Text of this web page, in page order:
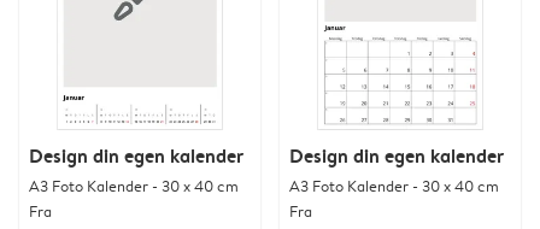
Design din egen kalender
A3 Foto Kalender - 30 x 40 cm
Fra
Design din egen kalender
A3 Foto Kalender - 30 x 40 cm
Fra